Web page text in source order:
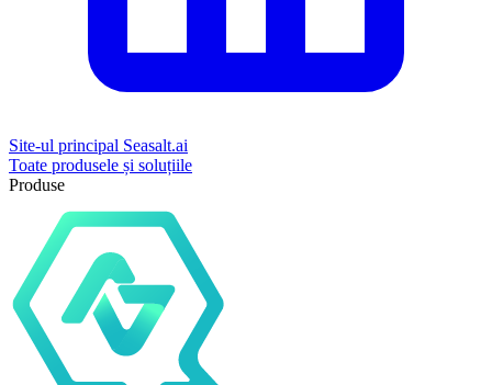
Site-ul principal Seasalt.ai
Toate produsele și soluțiile
Produse